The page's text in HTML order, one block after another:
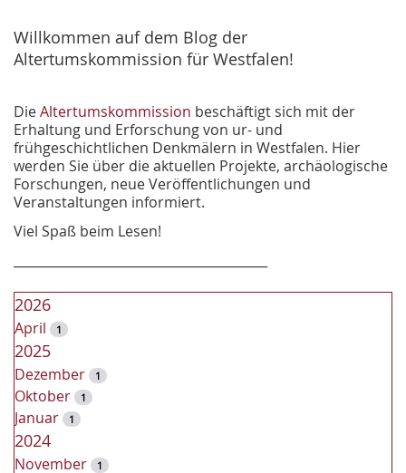
e
Willkommen auf dem Blog der
Altertumskommission für Westfalen!
DieAltertumskommission beschäftigt sich mit der
Erhaltung und Erforschung von ur- und
frühgeschichtlichen Denkmälern in Westfalen. Hier
werden Sie über die aktuellen Projekte, archäologische
Forschungen, neue Veröffentlichungen und
Veranstaltungen informiert.
Viel Spaß beim Lesen!
2026
April 1
2025
Dezember 1
Oktober 1
Januar 1
2024
November 1